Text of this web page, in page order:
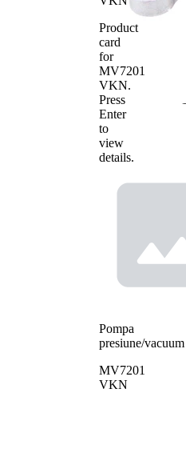
Product
card
for
MV7201
VKN.
Press
Enter
to
view
details.
Pompa
presiune/vacuum
MV7201
VKN